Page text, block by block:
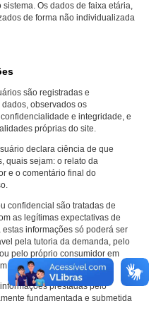
Os dados de faixa etária,
de forma não individualizada
são registradas e
observados os
e integridade, e
próprias do site.
declara ciência de que
quais sejam: o relato da
e o comentário final do
confidencial são tratadas de
as legítimas expectativas de
informações só poderá ser
pela tutoria da demanda, pelo
pelo próprio consumidor em
respeito.
prestadas pelo
fundamentada e submetida